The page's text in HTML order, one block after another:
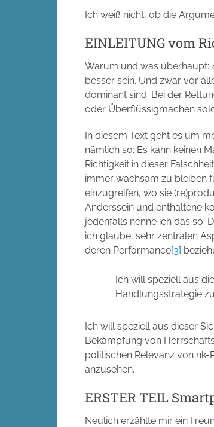
Ich weiß nicht, ob die
EINLEITUNG vom
Warum und was überhaupt:
besser sein. Und zwar vor
dominant sind. Bei der
oder Überflüssigmachen
In diesem Text geht es um
nämlich so: Es kann keinen
Richtigkeit in dieser
immer wachsam zu bleiben
einzugreifen, wo sie
Anderssein und enthaltene
jedenfalls nenne ich das so.
ich glaube, sehr zentralen
deren Performance[3]
Ich will speziell aus
Handlungsstrategie
Ich will speziell aus dieser
Bekämpfung von
politischen Relevanz von
anzusehen.
ERSTER TEIL
Neulich erzählte mir ein